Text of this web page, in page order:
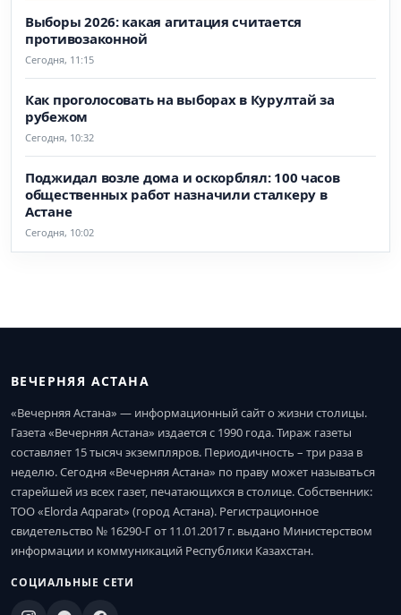
Выборы 2026: какая агитация считается
противозаконной
Сегодня, 11:15
Как проголосовать на выборах в Курултай за
рубежом
Сегодня, 10:32
Поджидал возле дома и оскорблял: 100 часов
общественных работ назначили сталкеру в
Астане
Сегодня, 10:02
ВЕЧЕРНЯЯ АСТАНА
«Вечерняя Астана» — информационный сайт о жизни столицы.
Газета «Вечерняя Астана» издается с 1990 года. Тираж газеты
составляет 15 тысяч экземпляров. Периодичность – три раза в
неделю. Сегодня «Вечерняя Астана» по праву может называться
старейшей из всех газет, печатающихся в столице. Собственник:
ТОО «Elorda Aqparat» (город Астана). Регистрационное
свидетельство № 16290-Г от 11.01.2017 г. выдано Министерством
информации и коммуникаций Республики Казахстан.
СОЦИАЛЬНЫЕ СЕТИ